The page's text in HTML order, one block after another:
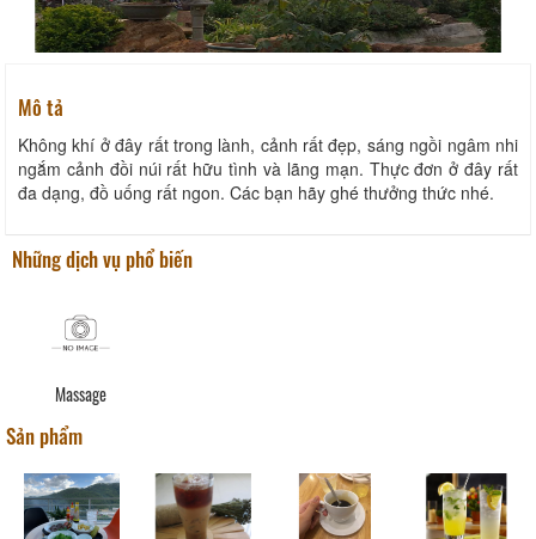
Mô tả
Không khí ở đây rất trong lành, cảnh rất đẹp, sáng ngồi ngâm nhi
ngắm cảnh đồi núi rất hữu tình và lãng mạn. Thực đơn ở đây rất
đa dạng, đồ uống rất ngon. Các bạn hãy ghé thưởng thức nhé.
Những dịch vụ phổ biến
Massage
Sản phẩm